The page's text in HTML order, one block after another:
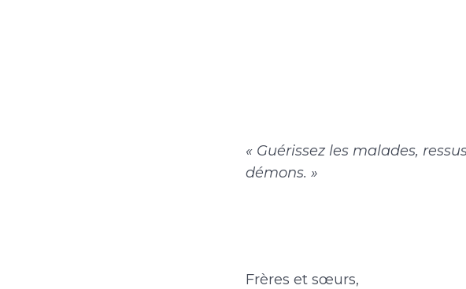
« Guérissez les malades,
démons. »
Frères et sœurs,